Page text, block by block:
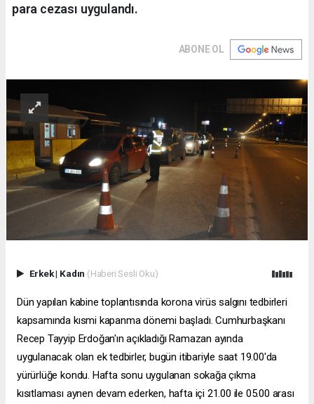
para cezası uygulandı.
ABONE OL
Erkek| Kadın (Haberi Sesli Oku)
Dün yapılan kabine toplantısında korona virüs salgını tedbirleri
kapsamında kısmi kapanma dönemi başladı. Cumhurbaşkanı
Recep Tayyip Erdoğan'ın açıkladığı Ramazan ayında
uygulanacak olan ek tedbirler, bugün itibariyle saat 19.00'da
yürürlüğe kondu. Hafta sonu uygulanan sokağa çıkma
kısıtlaması aynen devam ederken, hafta içi 21.00 ile 05.00 arası